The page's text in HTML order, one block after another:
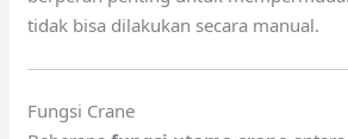
tidak bisa dilakukan secara manual.
Fungsi Crane